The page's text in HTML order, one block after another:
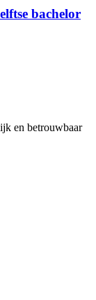
bachelor
en betrouwbaar